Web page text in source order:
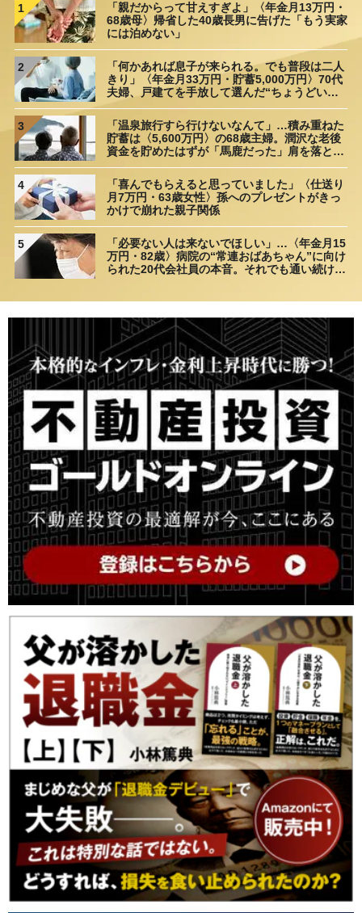
1
「親だからって甘えすぎよ」〈年金月13万円・
68歳母〉帰省した40歳長男に告げた「もう実家
には泊めない」
2
「何かあれば息子が来られる。でも普段は二人
きり」〈年金月33万円・貯蓄5,000万円〉70代
夫婦、戸建てを手放して選んだ“ちょうどいい
距離”
3
「温泉旅行すら行けないなんて」…積み重ねた
貯蓄は〈5,600万円〉の68歳主婦。潤沢な老後
資金を貯めたはずが「馬鹿だった」肩を落とす
理由
4
「喜んでもらえると思っていました」〈仕送り
月7万円・63歳女性〉孫へのプレゼントがきっ
かけで崩れた親子関係
5
「必要ない人は来ないでほしい」…〈年金月15
万円・82歳〉病院の“常連おばあちゃん”に向け
られた20代会社員の本音。それでも通い続ける